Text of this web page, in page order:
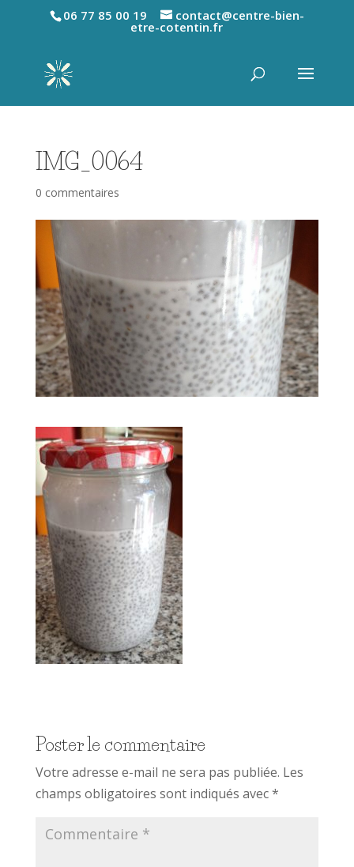
06 77 85 00 19 contact@centre-bien-
etre-cotentin.fr
IMG_0064
0 commentaires
Poster le commentaire
Votre adresse e-mail ne sera pas publiée. Les
champs obligatoires sont indiqués avec*